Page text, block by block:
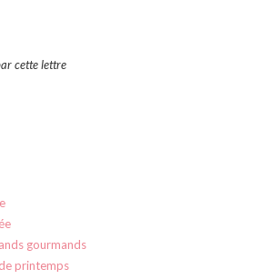
cette lettre
gourmands
printemps